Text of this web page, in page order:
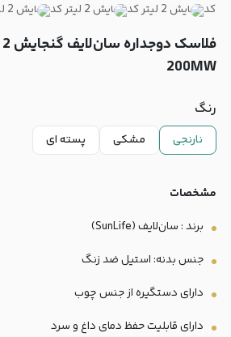
200MW
رنگ
نارنجی مشکی پسته ای
مشخصات
برند : سان‌لایف (SunLife)
جنس بدنه: استیل ضد زنگ
دارای دستگیره از جنس چوب
دارای قابلیت حفظ دمای داغ و سرد